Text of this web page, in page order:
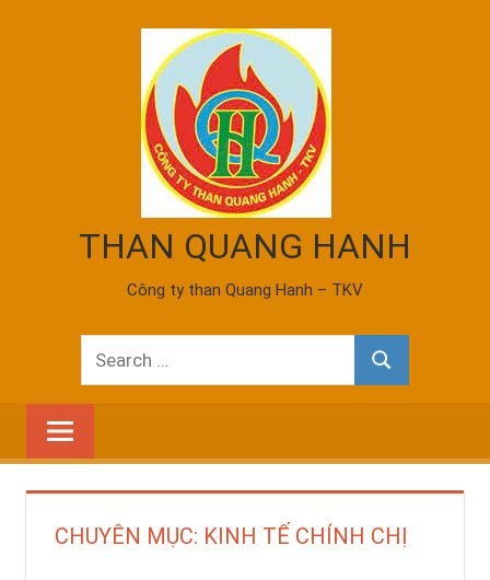
THAN QUANG HANH
Công ty than Quang Hanh – TKV
Search
for:
Search
CHUYÊN MỤC: KINH TẾ CHÍNH CHỊ